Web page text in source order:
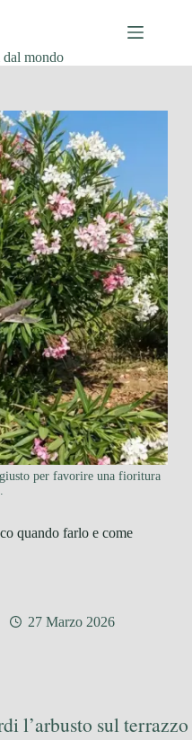
mondo
per favorire una fioritura
quando farlo e come
27 Marzo 2026
l’arbusto sul terrazzo